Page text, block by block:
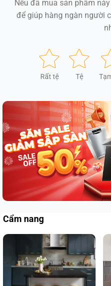
Nếu đã mua sản phẩm
để giúp hàng ngàn người
Rất tệ Tệ
Cẩm nang